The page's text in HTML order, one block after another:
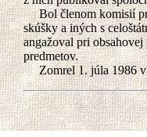
Bol členom komisií pre
skúšky a iných s
angažoval pri
predmetov.
Zomrel 1. júla 1986 v